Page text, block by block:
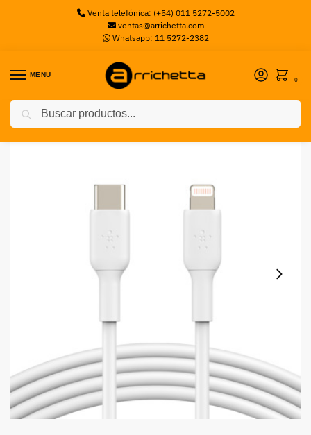
Venta telefónica: (+54) 011 5272-5002
ventas@arrichetta.com
Whatsapp: 11 5272-2382
MENU
0
Inicio Accesorios para Celulares